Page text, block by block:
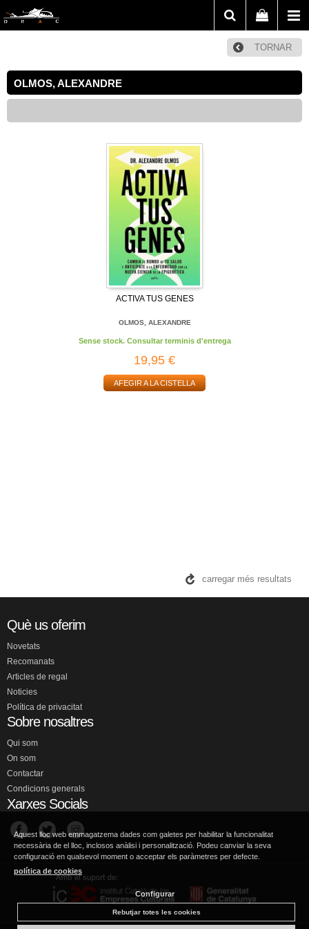
TORNAR
OLMOS, ALEXANDRE
ACTIVA TUS GENES
OLMOS, ALEXANDRE
Sense stock. Consultar terminis d'entrega
19,95 €
AFEGIR A LA CISTELLA
carregar més resultats
Què us oferim
Novetats
Recomanats
Articles de regal
Noticies
Política de privacitat
Sobre nosaltres
Qui som
On som
Contactar
Condicions generals
Xarxes Socials
Aquest lloc web emmagatzema dades com galetes per habilitar la funcionalitat
necessària de el lloc, inclosos anàlisi i personalització. Podeu canviar la seva
configuració en qualsevol moment o acceptar els paràmetres per defecte.
política de cookies
Configurar
Rebutjar totes les cookies